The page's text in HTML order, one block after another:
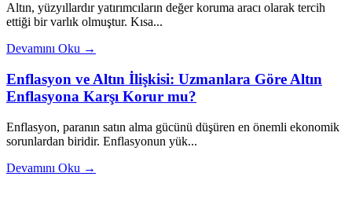
Altın, yüzyıllardır yatırımcıların değer koruma aracı olarak tercih
ettiği bir varlık olmuştur. Kısa...
Devamını Oku →
Enflasyon ve Altın İlişkisi: Uzmanlara Göre Altın
Enflasyona Karşı Korur mu?
Enflasyon, paranın satın alma gücünü düşüren en önemli ekonomik
sorunlardan biridir. Enflasyonun yük...
Devamını Oku →